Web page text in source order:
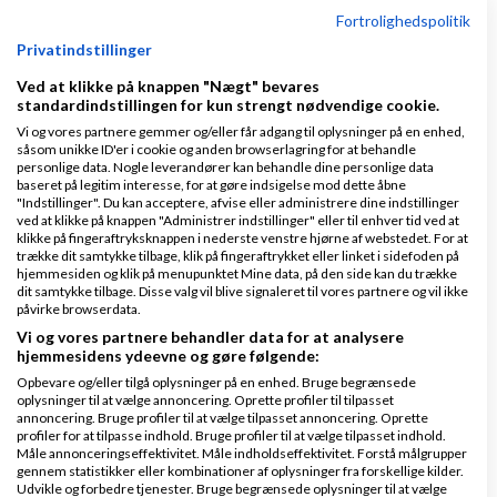
Har du erfaring med nyhedsbreve og email-
marketing?
Nyeste indlægafCristian2,den 23-08-2021 kl.
17:25
7 svar
Spørgsmål til MailChimp
Nyeste indlægafsanai,den 20-12-2025 kl. 20:05
3 svar
Fortrolighedspolitik
Privatindstillinger
Ved at klikke på knappen "Nægt" bevares
standardindstillingen for kun strengt nødvendige cookie.
Vi og vores partnere gemmer og/eller får adgang til oplysninger på en enhed,
såsom unikke ID'er i cookie og anden browserlagring for at behandle
personlige data. Nogle leverandører kan behandle dine personlige data
baseret på legitim interesse, for at gøre indsigelse mod dette åbne
"Indstillinger". Du kan acceptere, afvise eller administrere dine indstillinger
ved at klikke på knappen "Administrer indstillinger" eller til enhver tid ved at
klikke på fingeraftryksknappen i nederste venstre hjørne af webstedet. For at
trække dit samtykke tilbage, klik på fingeraftrykket eller linket i sidefoden på
hjemmesiden og klik på menupunktet Mine data, på den side kan du trække
dit samtykke tilbage. Disse valg vil blive signaleret til vores partnere og vil ikke
påvirke browserdata.
Vi og vores partnere behandler data for at analysere
hjemmesidens ydeevne og gøre følgende:
Opbevare og/eller tilgå oplysninger på en enhed. Bruge begrænsede
oplysninger til at vælge annoncering. Oprette profiler til tilpasset
annoncering. Bruge profiler til at vælge tilpasset annoncering. Oprette
profiler for at tilpasse indhold. Bruge profiler til at vælge tilpasset indhold.
Måle annonceringseffektivitet. Måle indholdseffektivitet. Forstå målgrupper
gennem statistikker eller kombinationer af oplysninger fra forskellige kilder.
Udvikle og forbedre tjenester. Bruge begrænsede oplysninger til at vælge